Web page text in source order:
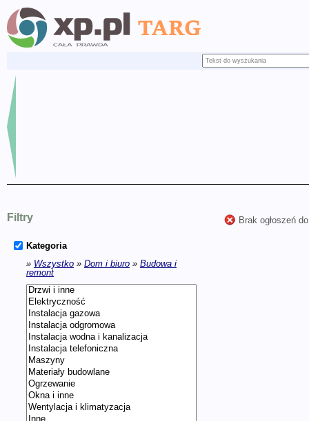
Filtry
Kategoria
» Wszystko » Dom i biuro » Budowa i
remont
Brak ogłoszeń